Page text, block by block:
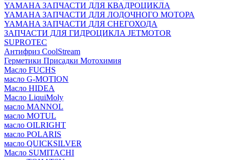
YAMAHA ЗАПЧАСТИ ДЛЯ КВАДРОЦИКЛА
YAMAHA ЗАПЧАСТИ ДЛЯ ЛОДОЧНОГО МОТОРА
YAMAHA ЗАПЧАСТИ ДЛЯ СНЕГОХОДА
ЗАПЧАСТИ ДЛЯ ГИДРОЦИКЛА JETMOTOR
SUPROTEC
Антифриз CoolStream
Герметики Присадки Мотохимия
Масло FUCHS
масло G-MOTION
Масло HIDEA
Масло LiquiMoly
масло MANNOL
масло MOTUL
масло OILRIGHT
масло POLARIS
масло QUICKSILVER
Масло SUMITACHI